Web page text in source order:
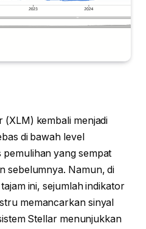
(XLM) kembali menjadi
di bawah level
yang sempat
sebelumnya. Namun, di
ini, sejumlah indikator
memancarkan sinyal
Stellar menunjukkan